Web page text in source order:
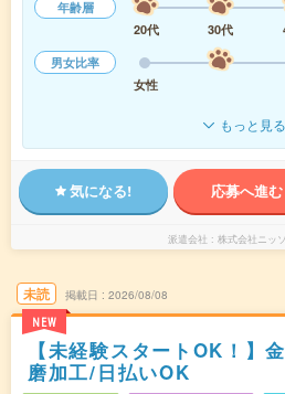
年齢層
20代
30代
男女比率
女性
もっと見る
気になる! 応募へ進む
派遣会社 株式会社ニッ
未読
NEW
掲載日 2026/08/08
【未経験スタートOK！】
磨加工/日払いOK